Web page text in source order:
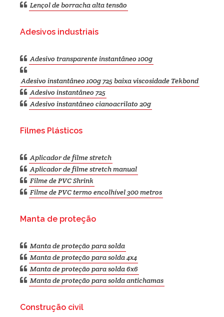
Lençol de borracha alta tensão
Adesivos industriais
Adesivo transparente instantâneo 100g
Adesivo instantâneo 100g 725 baixa viscosidade Tekbond
Adesivo instantâneo 725
Adesivo instantâneo cianoacrilato 20g
Filmes Plásticos
Aplicador de filme stretch
Aplicador de filme stretch manual
Filme de PVC Shrink
Filme de PVC termo encolhível 300 metros
Manta de proteção
Manta de proteção para solda
Manta de proteção para solda 4x4
Manta de proteção para solda 6x6
Manta de proteção para solda antichamas
Construção civil